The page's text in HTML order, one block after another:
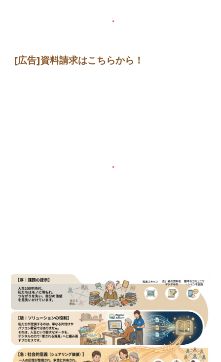
[広告]資料請求はこちらから ！